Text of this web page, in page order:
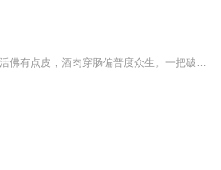
《济公：贫僧专治不服》开更！这和尚有点疯，破衣烂衫却法力无边；这活佛有点皮，酒肉穿肠偏普度众生。一把破扇扇跑妖魔鬼怪，一个葫芦装尽人间笑料。管你是横行霸道的恶少，还是装神弄鬼的妖精，只要敢在人间作妖，济公立马提着酒葫芦找上门 ——“阿弥陀...